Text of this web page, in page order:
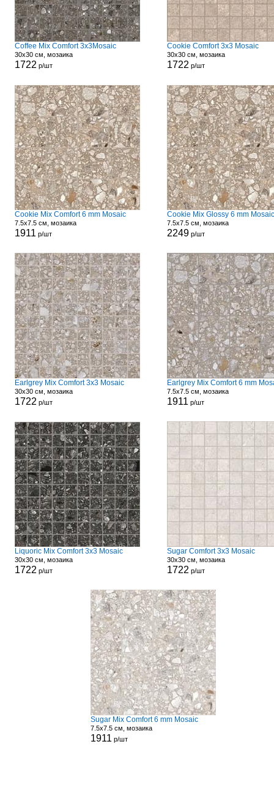
Coffee Mix Comfort 3x3Mosaic
30x30 см, мозаика
1722 р/шт
Cookie Comfort 3x3 Mosaic
30x30 см, мозаика
1722 р/шт
Cookie Mix Comfort 6 mm Mosaic
7.5x7.5 см, мозаика
1911 р/шт
Cookie Mix Glossy 6 mm Mosaic
7.5x7.5 см, мозаика
2249р/шт
Earlgrey Mix Comfort 3x3 Mosaic
30x30 см, мозаика
1722 р/шт
Earlgrey Mix Comfort 6 mm
7.5x7.5 см, мозаика
1911 р/шт
Liquoric Mix Comfort 3x3 Mosaic
30x30 см, мозаика
1722 р/шт
Sugar Comfort 3x3 Mosaic
30x30 см, мозаика
1722 р/шт
Sugar Mix Comfort 6 mm Mosaic
7.5x7.5 см, мозаика
1911 р/шт